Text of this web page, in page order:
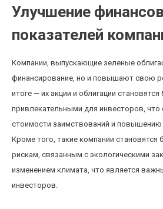
Улучшение
показателей
Компании, выпускающие зеленые
финансирование, но и повышают свою
итоге — их акции и облигации становятся
привлекательными для инвесторов, что
стоимости заимствований и повышению
Кроме того, такие компании становятся
рискам, связанным с экологическими
изменением климата, что является
инвесторов.